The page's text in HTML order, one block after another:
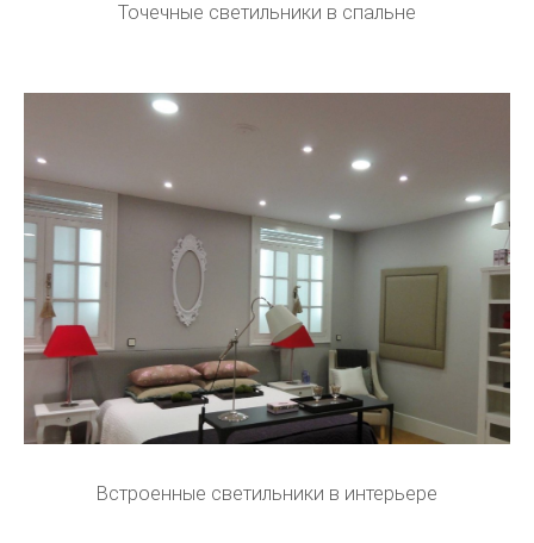
Точечные светильники в спальне
Встроенные светильники в интерьере